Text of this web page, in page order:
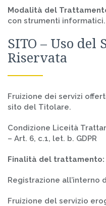
Modalità del
con strumenti informatici.
SITO – Uso del
Riservata
Fruizione dei servizi
sito del Titolare.
Condizione Liceità
– Art. 6, c.1, let. b. GDPR
Finalità del trattamento:
Registrazione all’interno
Fruizione del servizio